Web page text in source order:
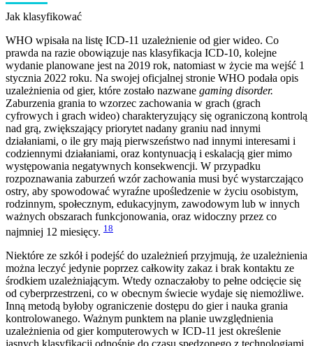
Jak klasyfikować
WHO wpisała na listę ICD-11 uzależnienie od gier wideo. Co
prawda na razie obowiązuje nas klasyfikacja ICD-10, kolejne
wydanie planowane jest na 2019 rok, natomiast w życie ma wejść 1
stycznia 2022 roku. Na swojej oficjalnej stronie WHO podała opis
uzależnienia od gier, które zostało nazwane gaming disorder.
Zaburzenia grania to wzorzec zachowania w grach (grach
cyfrowych i grach wideo) charakteryzujący się ograniczoną kontrolą
nad grą, zwiększający priorytet nadany graniu nad innymi
działaniami, o ile gry mają pierwszeństwo nad innymi interesami i
codziennymi działaniami, oraz kontynuacją i eskalacją gier mimo
występowania negatywnych konsekwencji. W przypadku
rozpoznawania zaburzeń wzór zachowania musi być wystarczająco
ostry, aby spowodować wyraźne upośledzenie w życiu osobistym,
rodzinnym, społecznym, edukacyjnym, zawodowym lub w innych
ważnych obszarach funkcjonowania, oraz widoczny przez co
najmniej 12 miesięcy. 18
Niektóre ze szkół i podejść do uzależnień przyjmują, że uzależnienia
można leczyć jedynie poprzez całkowity zakaz i brak kontaktu ze
środkiem uzależniającym. Wtedy oznaczałoby to pełne odcięcie się
od cyberprzestrzeni, co w obecnym świecie wydaje się niemożliwe.
Inną metodą byłoby ograniczenie dostępu do gier i nauka grania
kontrolowanego. Ważnym punktem na planie uwzględnienia
uzależnienia od gier komputerowych w ICD-11 jest określenie